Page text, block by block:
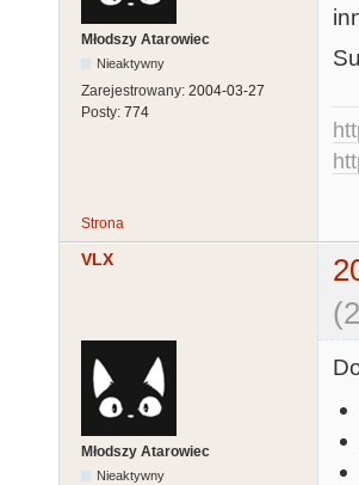
Młodszy Atarowiec
Nieaktywny
Zarejestrowany: 2004-03-27
Posty: 774
Strona
VLX
Młodszy Atarowiec
Nieaktywny